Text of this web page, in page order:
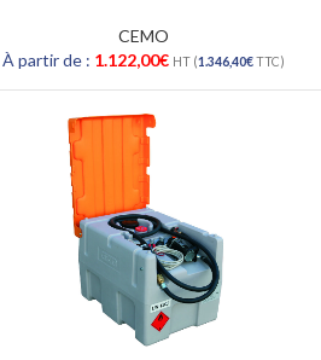
CEMO
À partir de : 1.122,00€ HT (1.346,40€TTC)